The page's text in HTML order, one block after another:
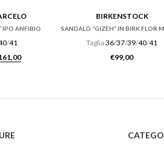
ANFIBIO
/41
originale era: €269,00.
Il prezzo attuale è: €161,00.
BIRKENSTOCK
SANDALO “GIZEH” IN BIRK FLOR
Taglia 36/37/39/40/41
€99,00